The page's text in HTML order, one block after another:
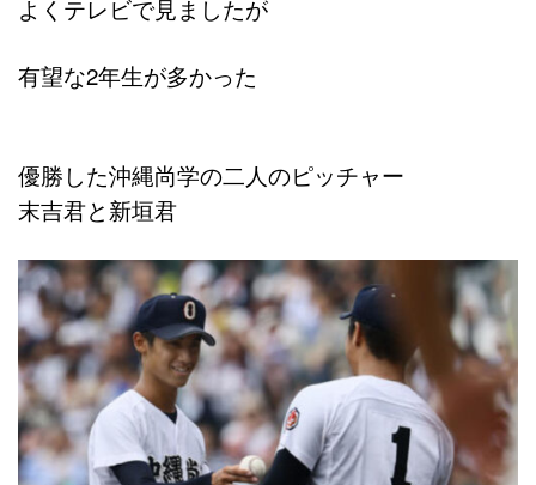
よくテレビで見ましたが
有望な2年生が多かった
優勝した沖縄尚学の二人のピッチャー
末吉君と新垣君